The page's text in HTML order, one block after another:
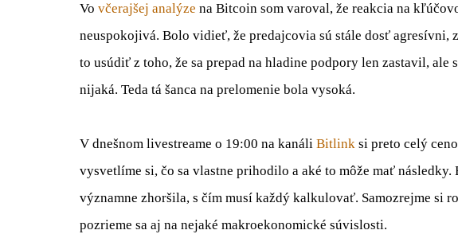
Vo včerajšej analýze na Bitcoin som varoval, že reakcia na
neuspokojivá. Bolo vidieť, že predajcovia sú stále dosť agresívni,
to usúdiť z toho, že sa prepad na hladine podpory len zastavil, ale
nijaká. Teda tá šanca na prelomenie bola vysoká.
V dnešnom livestreame o 19:00 na kanáli Bitlink si preto celý
vysvetlíme si, čo sa vlastne prihodilo a aké to môže mať
významne zhoršila, s čím musí každý kalkulovať. Samozrejme si
pozrieme sa aj na nejaké makroekonomické súvislosti.